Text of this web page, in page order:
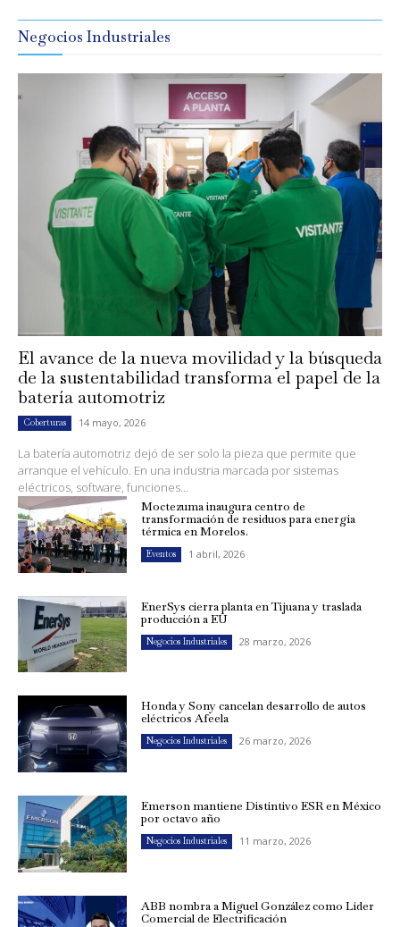
Negocios Industriales
El avance de la nueva movilidad y la búsqueda
de la sustentabilidad transforma el papel de la
batería automotriz
Coberturas 14 mayo, 2026
La batería automotriz dejó de ser solo la pieza que permite que
arranque el vehículo. En una industria marcada por sistemas
eléctricos, software, funciones...
Moctezuma inaugura centro de
transformación de residuos para energía
térmica en Morelos.
Eventos 1 abril, 2026
EnerSys cierra planta en Tijuana y traslada
producción a EU
Negocios Industriales 28 marzo, 2026
Honda y Sony cancelan desarrollo de autos
eléctricos Afeela
Negocios Industriales 26 marzo, 2026
Emerson mantiene Distintivo ESR en México
por octavo año
Negocios Industriales 11 marzo, 2026
ABB nombra a Miguel González como Líder
Comercial de Electrificación